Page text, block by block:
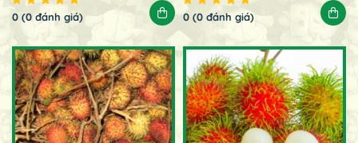
0 (0 đánh giá) 0 (0 đánh giá)